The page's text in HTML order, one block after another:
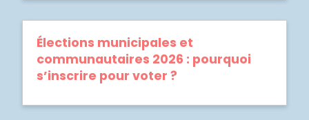
Élections municipales et
communautaires 2026 : pourquoi
s’inscrire pour voter ?